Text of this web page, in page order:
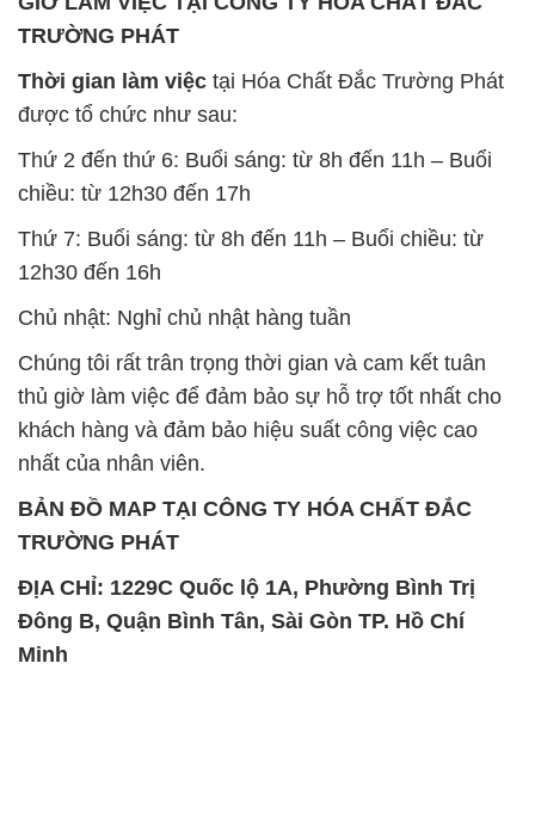
TRƯỜNG PHÁT
Thời gian làm việc tại Hóa Chất Đắc Trường Phát
được tổ chức như sau:
Thứ 2 đến thứ 6: Buổi sáng: từ 8h đến 11h – Buổi
chiều: từ 12h30 đến 17h
Thứ 7: Buổi sáng: từ 8h đến 11h – Buổi chiều: từ
12h30 đến 16h
Chủ nhật: Nghỉ chủ nhật hàng tuần
Chúng tôi rất trân trọng thời gian và cam kết tuân
thủ giờ làm việc để đảm bảo sự hỗ trợ tốt nhất cho
khách hàng và đảm bảo hiệu suất công việc cao
nhất của nhân viên.
BẢN ĐỒ MAP TẠI CÔNG TY HÓA CHẤT ĐẮC
TRƯỜNG PHÁT
ĐỊA CHỈ: 1229C Quốc lộ 1A, Phường Bình Trị
Đông B, Quận Bình Tân, Sài Gòn TP. Hồ Chí
Minh